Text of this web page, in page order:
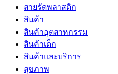
สายรัดพลาสติก
สินค้า
สินค้าอุตสาหกรรม
สินค้าเด็ก
สินค้าและบริการ
สุขภาพ